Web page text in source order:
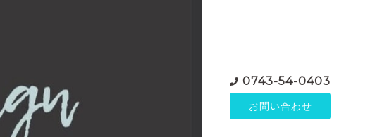
0743-54-0403
お問い合わせ